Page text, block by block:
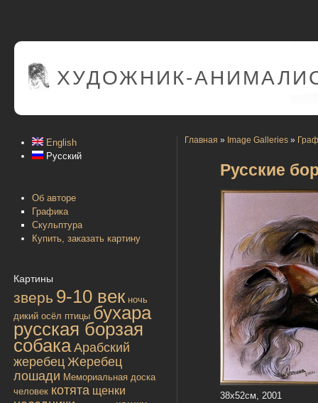
ХУДОЖНИК-
English
Русский
Об авторе
Графика
Скульптура
Купить, заказать картину
Картины
зверь 9-10 век ночь
дикий осёл птицы бухара
русская борзая
собака Арабский
жеребец Жеребец
лошади Мемориальная доска
человек котята щенки
Главная » Image Galleries »
Русские
38х52см, 2001